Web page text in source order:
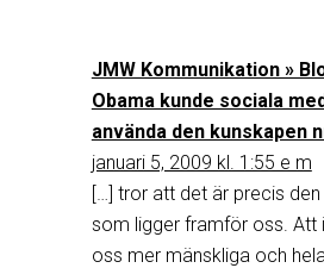
JMW Kommunikation »
Obama kunde sociala
använda den kunskapen
januari 5, 2009 kl. 1:55 e m
[…] tror att det är precis
som ligger framför oss. Att
oss mer mänskliga och